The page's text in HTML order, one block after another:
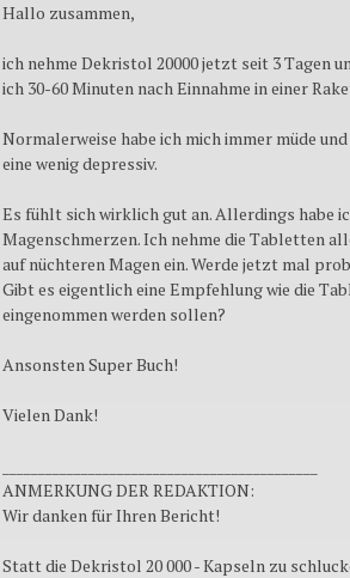
Hallo zusammen,
ich nehme Dekristol 20000 jetzt seit 3 Tagen
ich 30-60 Minuten nach Einnahme in einer
Normalerweise habe ich mich immer müde
eine wenig depressiv.
Es fühlt sich wirklich gut an. Allerdings habe
Magenschmerzen. Ich nehme die Tabletten
auf nüchteren Magen ein. Werde jetzt mal
Gibt es eigentlich eine Empfehlung wie die
eingenommen werden sollen?
Ansonsten Super Buch!
Vielen Dank!
ANMERKUNG DER REDAKTION:
Wir danken für Ihren Bericht!
Statt die Dekristol 20 000 - Kapseln zu